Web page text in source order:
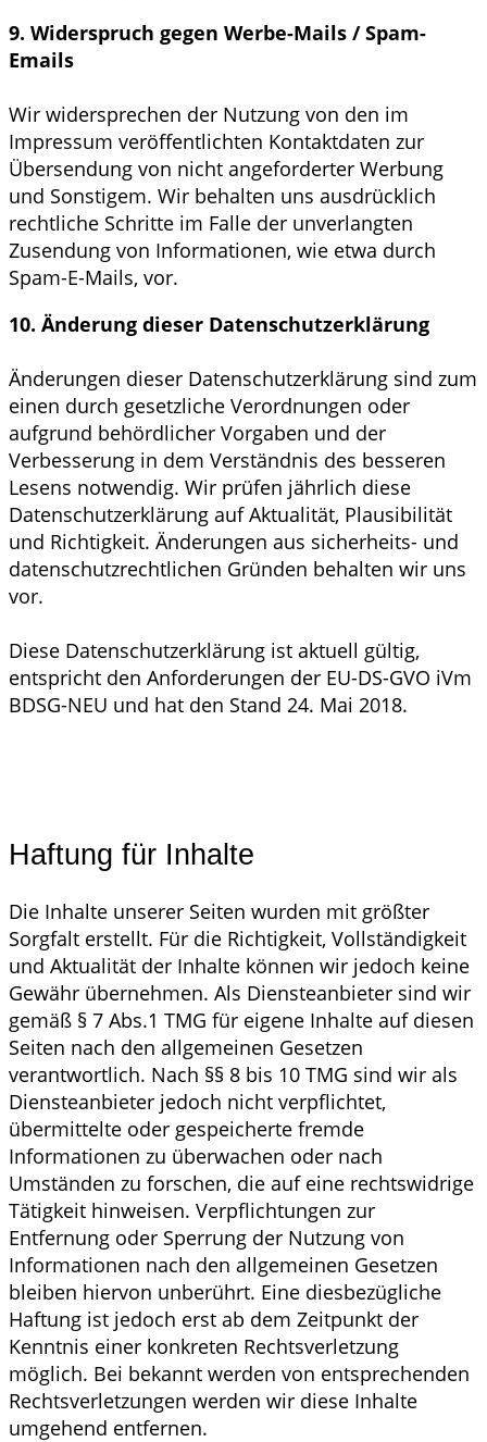
9. Widerspruch gegen Werbe-Mails / Spam-
Emails
Wir widersprechen der Nutzung von den im
Impressum veröffentlichten Kontaktdaten zur
Übersendung von nicht angeforderter Werbung
und Sonstigem. Wir behalten uns ausdrücklich
rechtliche Schritte im Falle der unverlangten
Zusendung von Informationen, wie etwa durch
Spam-E-Mails, vor.
10. Änderung dieser Datenschutzerklärung
Änderungen dieser Datenschutzerklärung sind zum
einen durch gesetzliche Verordnungen oder
aufgrund behördlicher Vorgaben und der
Verbesserung in dem Verständnis des besseren
Lesens notwendig. Wir prüfen jährlich diese
Datenschutzerklärung auf Aktualität, Plausibilität
und Richtigkeit. Änderungen aus sicherheits- und
datenschutzrechtlichen Gründen behalten wir uns
vor.
Diese Datenschutzerklärung ist aktuell gültig,
entspricht den Anforderungen der EU-DS-GVO iVm
BDSG-NEU und hat den Stand 24. Mai 2018.
Haftung für Inhalte
Die Inhalte unserer Seiten wurden mit größter
Sorgfalt erstellt. Für die Richtigkeit, Vollständigkeit
und Aktualität der Inhalte können wir jedoch keine
Gewähr übernehmen. Als Diensteanbieter sind wir
gemäß § 7 Abs.1 TMG für eigene Inhalte auf diesen
Seiten nach den allgemeinen Gesetzen
verantwortlich. Nach §§ 8 bis 10 TMG sind wir als
Diensteanbieter jedoch nicht verpflichtet,
übermittelte oder gespeicherte fremde
Informationen zu überwachen oder nach
Umständen zu forschen, die auf eine rechtswidrige
Tätigkeit hinweisen. Verpflichtungen zur
Entfernung oder Sperrung der Nutzung von
Informationen nach den allgemeinen Gesetzen
bleiben hiervon unberührt. Eine diesbezügliche
Haftung ist jedoch erst ab dem Zeitpunkt der
Kenntnis einer konkreten Rechtsverletzung
möglich. Bei bekannt werden von entsprechenden
Rechtsverletzungen werden wir diese Inhalte
umgehend entfernen.